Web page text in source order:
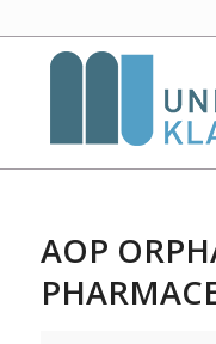
AOP